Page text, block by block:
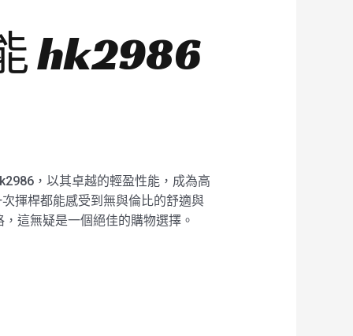
hk2986
，以其卓越的輕盈性能，成為高
揮桿都能感受到無與倫比的舒適與
這無疑是一個絕佳的購物選擇。